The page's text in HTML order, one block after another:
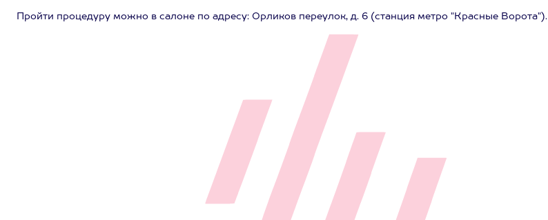
Пройти процедуру можно в салоне по адресу: Орликов переулок, д. 6 (станция метро "Красные Ворота").